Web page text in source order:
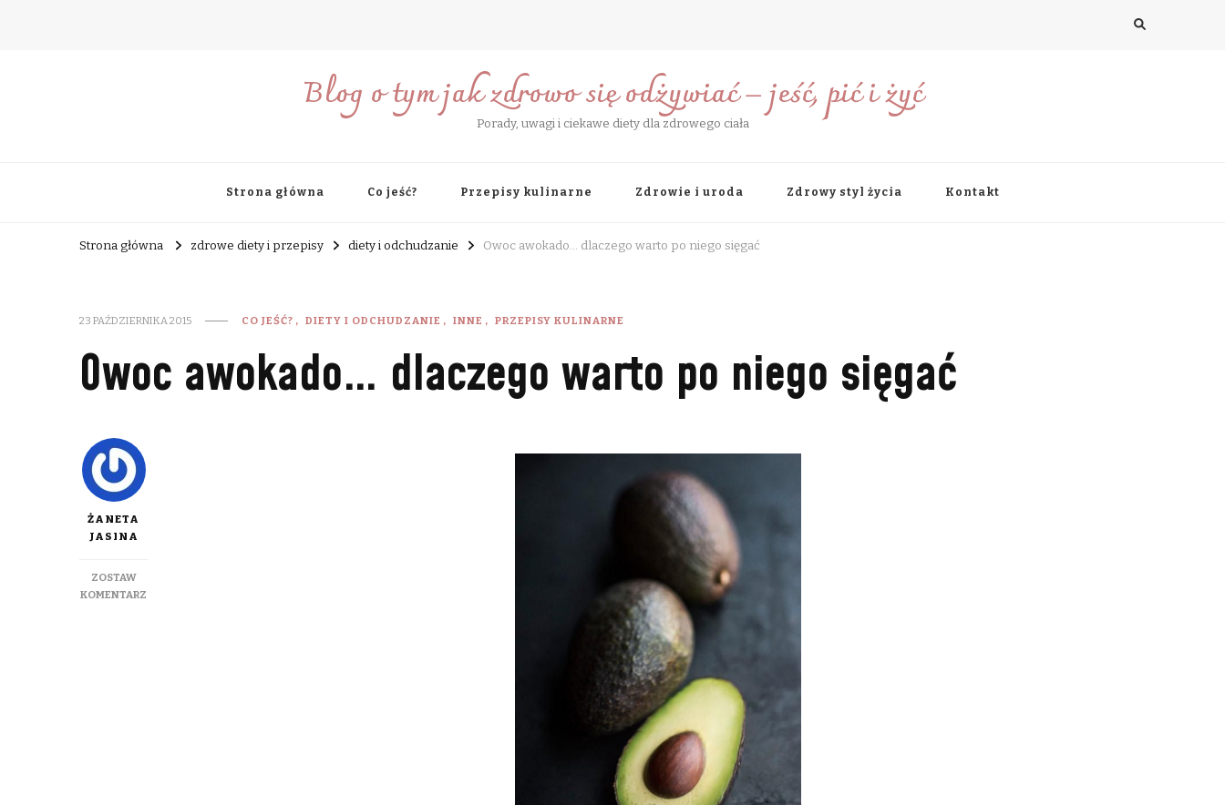
Blog o tym jak zdrowo się odżywiać – jeść, pić i żyć
Porady, uwagi i ciekawe diety dla zdrowego ciała
Strona główna Co jeść? Przepisy kulinarne Zdrowie i uroda Zdrowy styl życia Kontakt
Strona główna zdrowe diety i przepisy diety i odchudzanie Owoc awokado… dlaczego warto po niego sięgać
23 PAŹDZIERNIKA 2015 CO JEŚĆ? DIETY I ODCHUDZANIE INNE PRZEPISY KULINARNE
Owoc awokado… dlaczego warto po niego sięgać
ŻANETA
JASINA
ZOSTAW
KOMENTARZ